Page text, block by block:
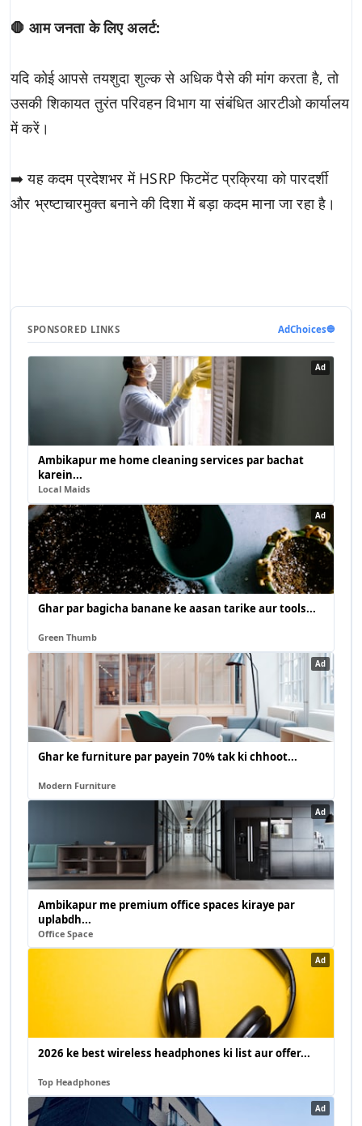
🛑 आम जनता के लिए अलर्ट:
यदि कोई आपसे तयशुदा शुल्क से अधिक पैसे की मांग करता है, तो
उसकी शिकायत तुरंत परिवहन विभाग या संबंधित आरटीओ कार्यालय
में करें।
➡️ यह कदम प्रदेशभर में HSRP फिटमेंट प्रक्रिया को पारदर्शी
और भ्रष्टाचारमुक्त बनाने की दिशा में बड़ा कदम माना जा रहा है।
SPONSORED LINKS AdChoices🔵
Ad
Ambikapur me home cleaning services par bachat
karein...
Local Maids
Ad
Ghar par bagicha banane ke aasan tarike aur tools...
Green Thumb
Ad
Ghar ke furniture par payein 70% tak ki chhoot...
Modern Furniture
Ad
Ambikapur me premium office spaces kiraye par
uplabdh...
Office Space
Ad
2026 ke best wireless headphones ki list aur offer...
Top Headphones
Ad